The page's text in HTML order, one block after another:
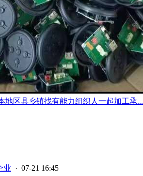
地区县乡镇找有能力组织人一起加工承...
业 · 07-21 16:45